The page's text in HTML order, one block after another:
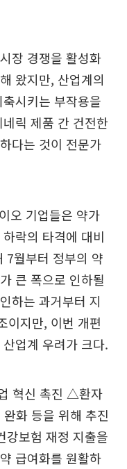
장 경쟁을 활성화
왔지만, 산업계의
시키는 부작용을
릭 제품 간 건전한
다는 것이 전문가
오 기업들은 약가
락의 타격에 대비
7월부터 정부의 약
큰 폭으로 인하될
하는 과거부터 지
이지만, 이번 개편
업계 우려가 크다.
혁신 촉진 △환자
화 등을 위해 추진
강보험 재정 지출을
급여화를 원활하